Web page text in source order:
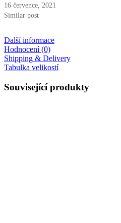
16 července, 2021
Similar post
Další informace
Hodnocení (0)
Shipping & Delivery
Tabulka velikostí
Související produkty